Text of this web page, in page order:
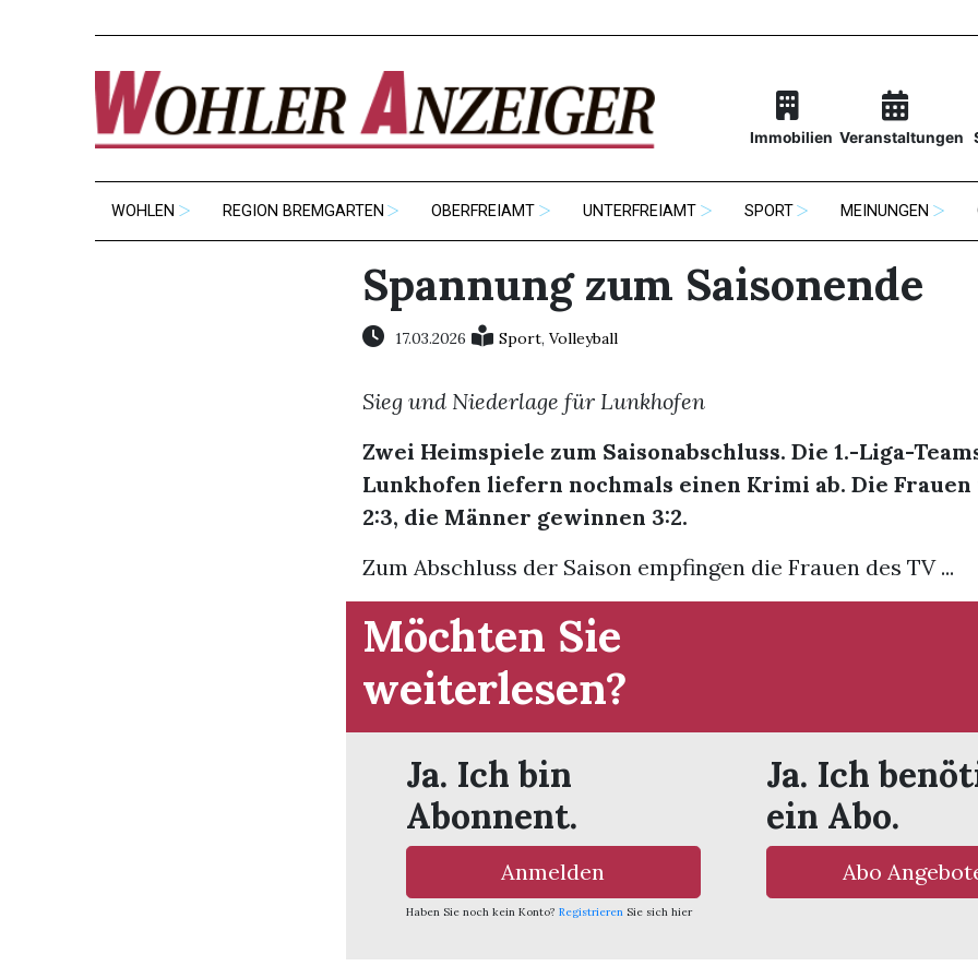
Immobilien Veranstaltungen
WOHLEN REGION BREMGARTEN OBERFREIAMT UNTERFREIAMT SPORT MEINUNGEN
Spannung zum Saisonende
17.03.2026 Sport, Volleyball
Sieg und Niederlage für Lunkhofen
Zwei Heimspiele zum Saisonabschluss. Die 1.-Liga-
Lunkhofen liefern nochmals einen Krimi ab. Die
2:3, die Männer gewinnen 3:2.
Zum Abschluss der Saison empfingen die Frauen des TV ...
Möchten Sie
weiterlesen?
Ja. Ich bin
Abonnent.
Anmelden
Haben Sie noch kein Konto? Registrieren Sie sich hier
Ja. Ich
ein Abo.
Abo